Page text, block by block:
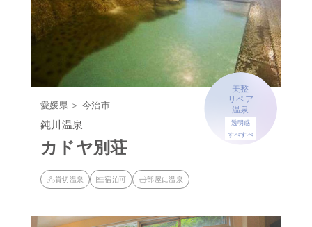
美整
リペア
温泉
透明感
すべすべ
愛媛県 ＞ 今治市
鈍川温泉
カドヤ別荘
貸切温泉 宿泊可 部屋に温泉